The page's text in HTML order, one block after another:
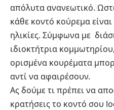
απόλυτα ανανεωτικό.
κάθε κοντό κούρεμα είναι
ηλικίες. Σύμφωνα με
ιδιοκτήτρια
ορισμένα κουρέματα
αντί να αφαιρέσουν.
Ας δούμε τι πρέπει να
κρατήσεις το κοντό σου